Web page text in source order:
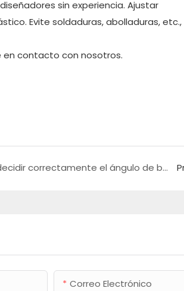
sin experiencia. Ajustar
Evite soldaduras, abolladuras, etc.,
en contacto con nosotros.
Cómo decidir correctamente el ángulo de borrador de las piezas de plástico
Correo Electrónico